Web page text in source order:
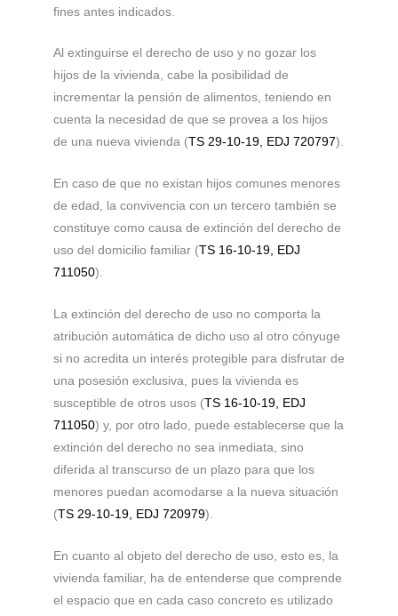
fines antes indicados.
Al extinguirse el derecho de uso y no gozar los
hijos de la vivienda, cabe la posibilidad de
incrementar la pensión de alimentos, teniendo en
cuenta la necesidad de que se provea a los hijos
de una nueva vivienda (TS 29-10-19, EDJ 720797).
En caso de que no existan hijos comunes menores
de edad, la convivencia con un tercero también se
constituye como causa de extinción del derecho de
uso del domicilio familiar (TS 16-10-19, EDJ
711050).
La extinción del derecho de uso no comporta la
atribución automática de dicho uso al otro cónyuge
si no acredita un interés protegible para disfrutar de
una posesión exclusiva, pues la vivienda es
susceptible de otros usos (TS 16-10-19, EDJ
711050) y, por otro lado, puede establecerse que la
extinción del derecho no sea inmediata, sino
diferida al transcurso de un plazo para que los
menores puedan acomodarse a la nueva situación
(TS 29-10-19, EDJ 720979).
En cuanto al objeto del derecho de uso, esto es, la
vivienda familiar, ha de entenderse que comprende
el espacio que en cada caso concreto es utilizado